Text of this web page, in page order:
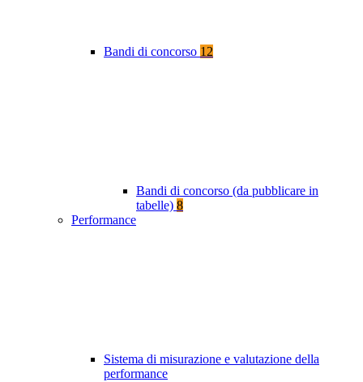
Bandi di concorso 12
Bandi di concorso (da pubblicare in
tabelle) 8
Performance
Sistema di misurazione e valutazione della
performance